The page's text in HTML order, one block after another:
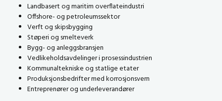
Landbasert og maritim overflateindustri
Offshore- og petroleumssektor
Verft og skipsbygging
Støperi og smelteverk
Bygg- og anleggsbransjen
Vedlikeholdsavdelinger i prosessindustrien
Kommunaltekniske og statlige etater
Produksjonsbedrifter med korrosjonsvern
Entreprenører og underleverandører